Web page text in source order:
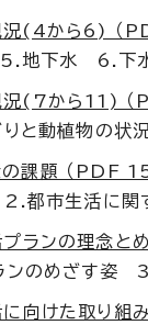
(4から6) （
5.地下水 6.下
(7から11)
と動植物の
課題 （PDF
都市生活に関
ランの理念と
のめざす姿
けた取り組